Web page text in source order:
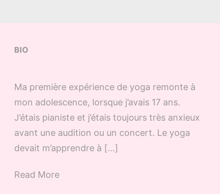
BIO
Ma première expérience de yoga remonte à
mon adolescence, lorsque j’avais 17 ans.
J’étais pianiste et j’étais toujours très anxieux
avant une audition ou un concert. Le yoga
devait m’apprendre à […]
Read More